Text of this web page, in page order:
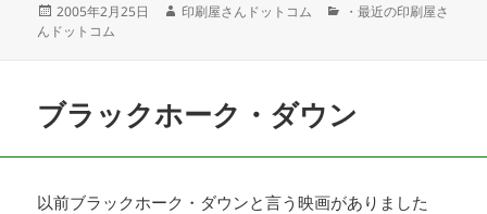
投
稿
2005年2月25日
作
印刷屋さんドットコム
カ・最近の印刷屋さ
んドットコム
ブラックホーク・ダウン
以前ブラックホーク・ダウンと言う映画がありました